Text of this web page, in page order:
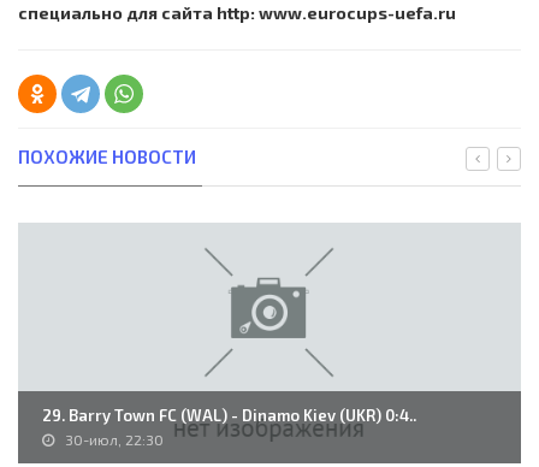
специально для сайта http: www.eurocups-uefa.ru
ПОХОЖИЕ НОВОСТИ
29. Barry Town FC (WAL) - Dinamo Kiev (UKR) 0:4..
30-июл, 22:30